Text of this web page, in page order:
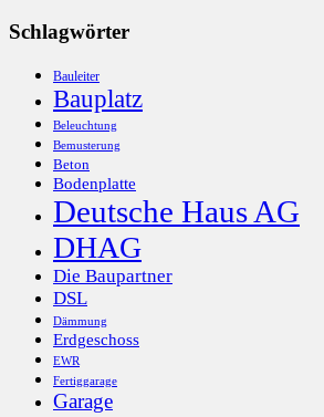
Schlagwörter
Bauleiter
Bauplatz
Beleuchtung
Bemusterung
Beton
Bodenplatte
Deutsche Haus AG
DHAG
Die Baupartner
DSL
Dämmung
Erdgeschoss
EWR
Fertiggarage
Garage